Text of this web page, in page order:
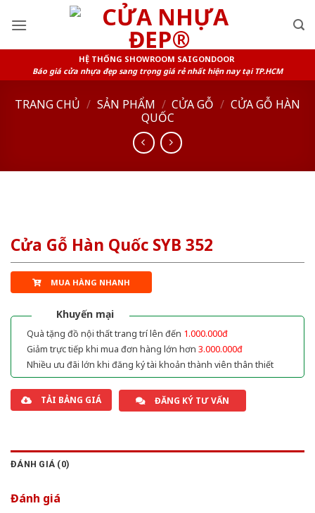
HỆ THỐNG SHOWROOM SAIGONDOOR
Báo giá cửa nhựa đẹp sang trọng giá rẻ nhất hiện nay tại TP.HCM
TRANG CHỦ / SẢN PHẨM / CỬA GỖ / CỬA GỖ HÀN
QUỐC
Cửa Gỗ Hàn Quốc SYB 352
MUA HÀNG NHANH
Khuyến mại
Quà tặng đồ nội thất trang trí lên đến 1.000.000đ
Giảm trực tiếp khi mua đơn hàng lớn hơn 3.000.000đ
Nhiều ưu đãi lớn khi đăng ký tài khoản thành viên thân thiết
TẢI BẢNG GIÁ ĐĂNG KÝ TƯ VẤN
ĐÁNH GIÁ (0)
Đánh giá